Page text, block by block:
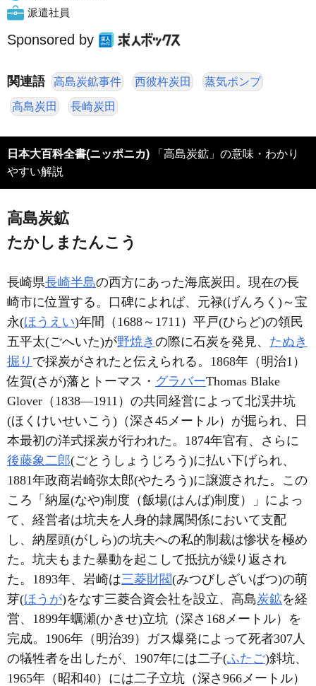
派遣社員
Sponsored by
関連語 高島炭鉱事件 西彼杵炭田 蒸気ポンプ
高島炭田 長崎炭田
日本大百科全書(ニッポニカ) 「高島炭鉱」の意味・わかり
やすい解説
高島炭鉱
たかしまたんこう
長崎県長崎半島の西方にあった海底炭田。現在の長
崎市に位置する。口碑によれば、元禄(げんろく)～宝
永(ほうえい)年間（1688～1711）平戸(ひらど)の領民
五平太(ごへいた)が野焼き の際に石炭を発見、 たぬき
掘り で採炭がされたと伝えられる。1868年（明治1）
佐賀(さが)藩とトーマス・ グラバーThomas Blake
Glover（1838―1911）の共同経営によって北渓井坑
(ほくけいせいこう)（深さ45メートル）が掘られ、日
本最初の洋式採炭が行われた。1874年官有、さらに
後藤象二郎(ごとうしょうじろう)に払い下げられ、
1881年政商岩崎弥太郎(やたろう)に譲渡された。この
ころ「納屋(なや)制度（飯場(はんば)制度）」によっ
て、経営者は坑夫を人身的隷属関係において支配
し、納屋頭(がしら)の坑夫への私的制裁は惨状を極め
た。坑夫もまた暴動を起こして抵抗が繰り返され
た。1893年、岩崎は三菱財閥(みつびしざいばつ)の萌
芽(ほうが)をなす三菱合資会社を設立、高島炭鉱を経
営、1899年蠣瀬(かきせ)立坑（深さ168メートル）を
完成。1906年（明治39）ガス爆発によって死者307人
の犠牲者を出したが、1907年には二子(ふたご)斜坑、
1965年（昭和40）には二子立坑（深さ966メートル）